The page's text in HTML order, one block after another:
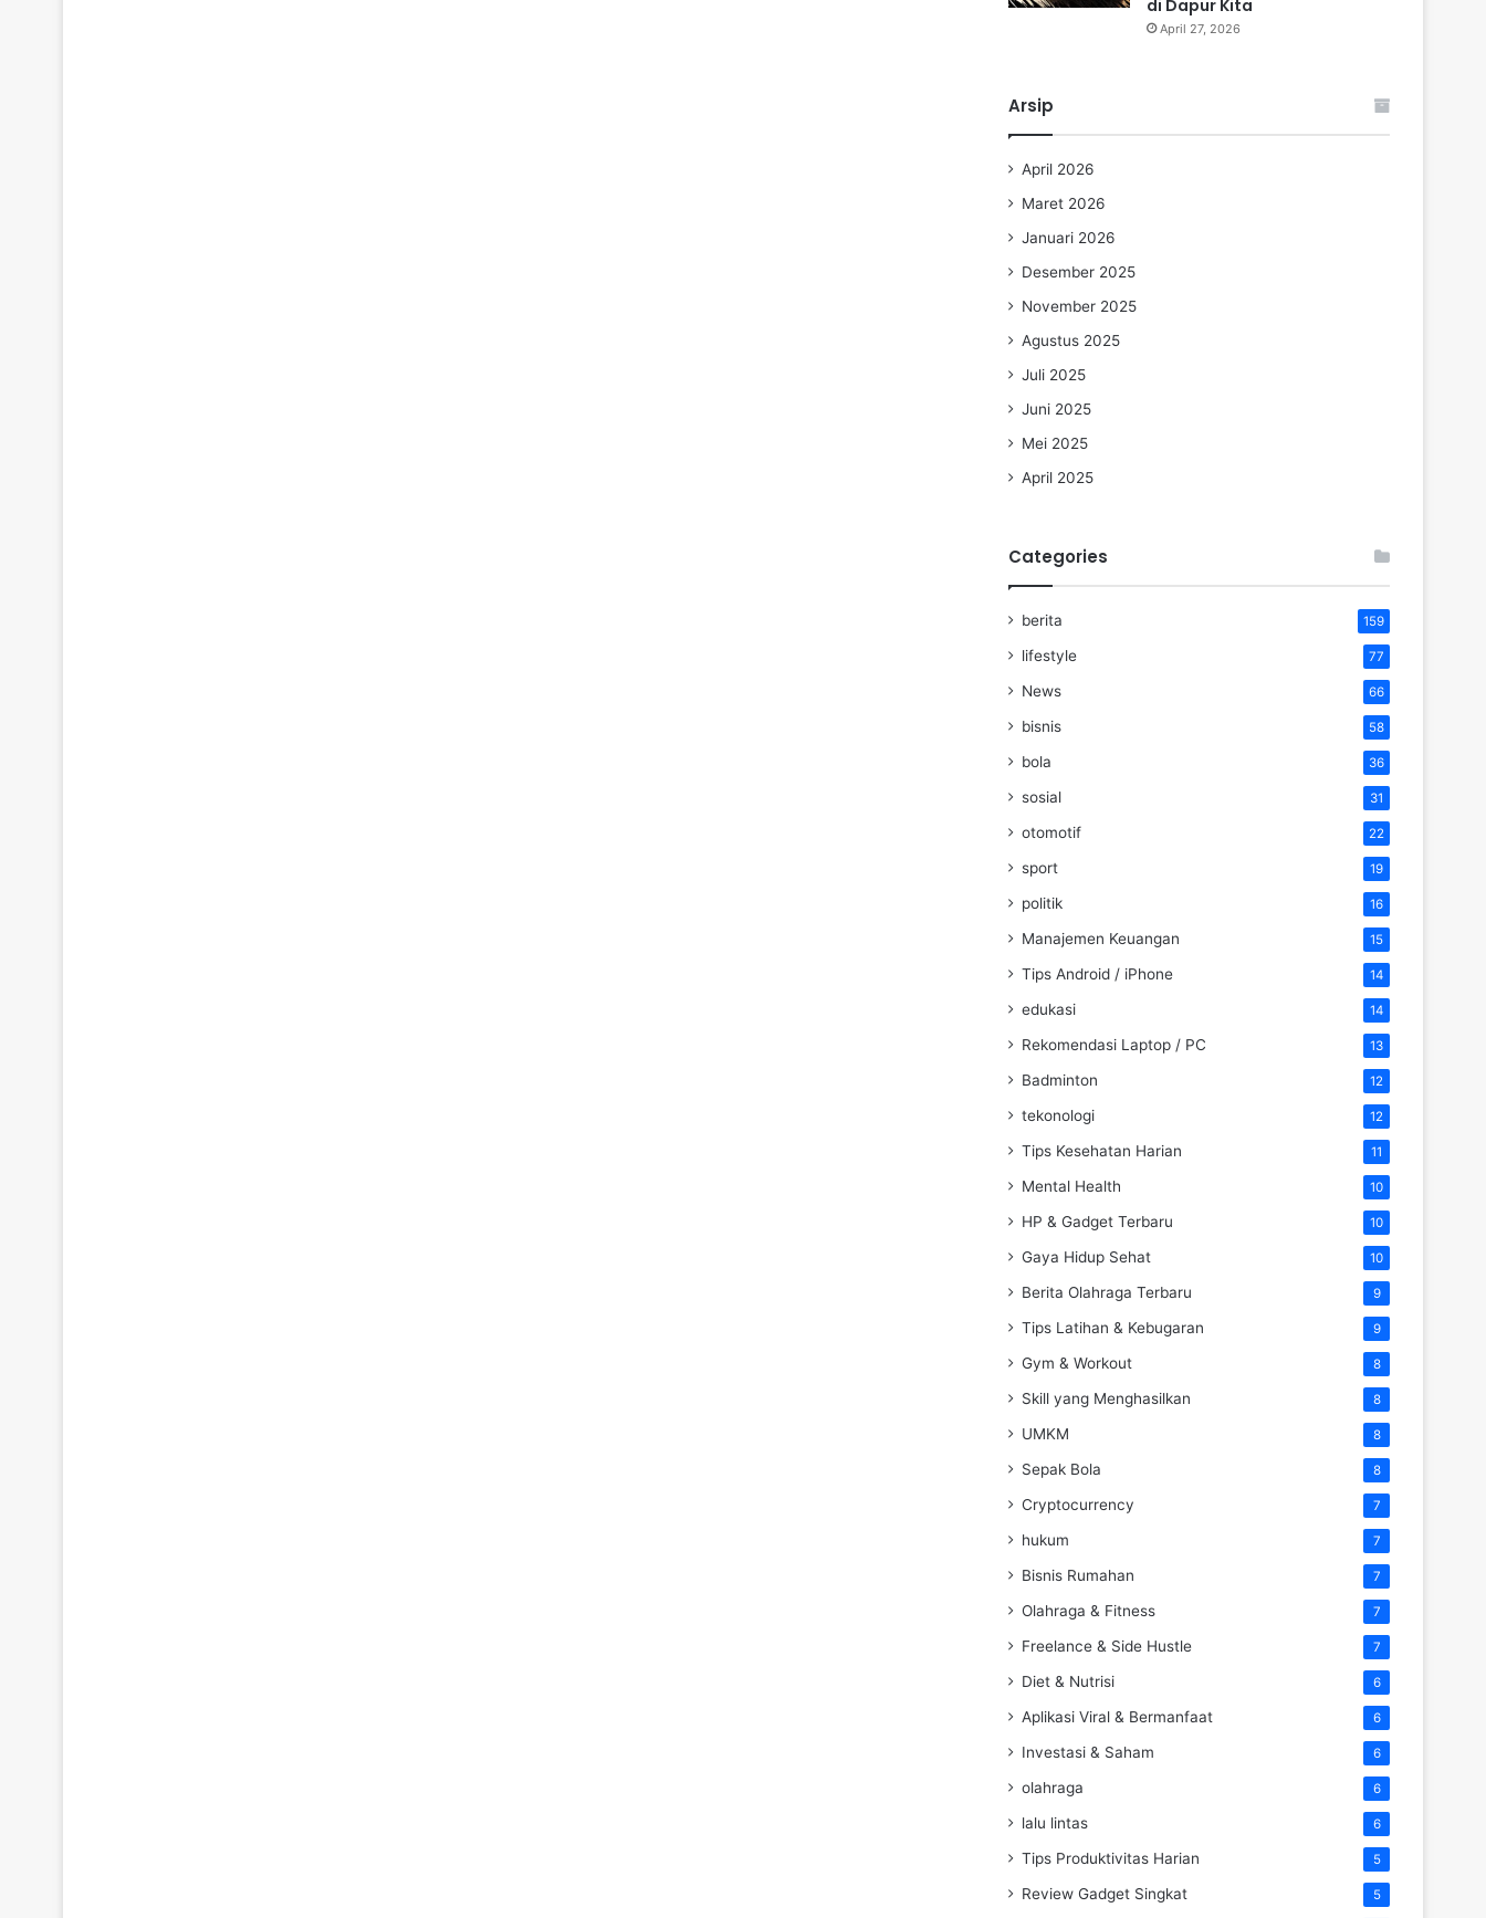
di Dapur Kita
April 27, 2026
Arsip
April 2026
Maret 2026
Januari 2026
Desember 2025
November 2025
Agustus 2025
Juli 2025
Juni 2025
Mei 2025
April 2025
Categories
berita 159
lifestyle 77
News 66
bisnis 58
bola 36
sosial 31
otomotif 22
sport 19
politik 16
Manajemen Keuangan 15
Tips Android / iPhone 14
edukasi 14
Rekomendasi Laptop / PC 13
Badminton 12
tekonologi 12
Tips Kesehatan Harian 11
Mental Health 10
HP & Gadget Terbaru 10
Gaya Hidup Sehat 10
Berita Olahraga Terbaru 9
Tips Latihan & Kebugaran 9
Gym & Workout 8
Skill yang Menghasilkan 8
UMKM 8
Sepak Bola 8
Cryptocurrency 7
hukum 7
Bisnis Rumahan 7
Olahraga & Fitness 7
Freelance & Side Hustle 7
Diet & Nutrisi 6
Aplikasi Viral & Bermanfaat 6
Investasi & Saham 6
olahraga 6
lalu lintas 6
Tips Produktivitas Harian 5
Review Gadget Singkat 5